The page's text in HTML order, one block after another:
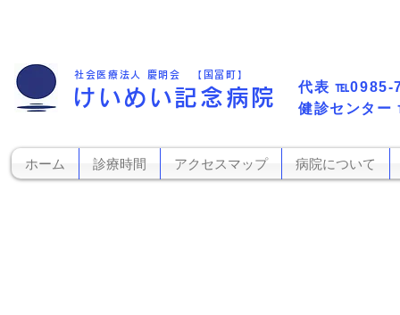
​健診センター
社会医療法人 慶明会 【国富町】
けいめい記念病院 代表​ ℡0985-
ホーム 診療時間 アクセスマップ 病院について